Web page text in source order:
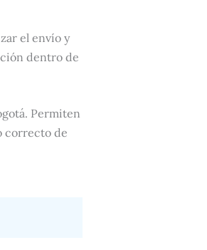
el envío y
dentro de
Permiten
correcto de